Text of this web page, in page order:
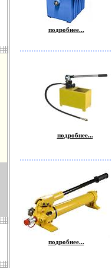
подробнее...
подробнее...
подробнее...